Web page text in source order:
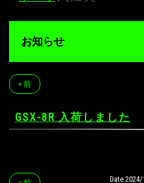
お知らせ
< 前
GSX-8R 入荷しました
Date